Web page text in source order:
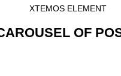
XTEMOS ELEMENT
OF